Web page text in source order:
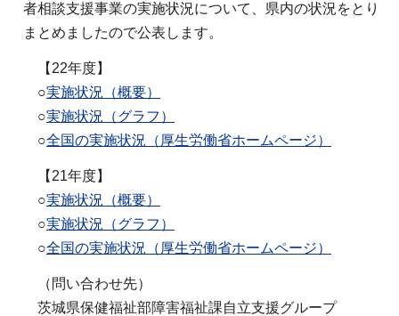
者相談支援事業の実施状況について、県内の状況をとり
まとめましたので公表します。
【22年度】
○実施状況（概要）
○実施状況（グラフ）
○全国の実施状況（厚生労働省ホームページ）
【21年度】
○実施状況（概要）
○実施状況（グラフ）
○全国の実施状況（厚生労働省ホームページ）
（問い合わせ先）
茨城県保健福祉部障害福祉課自立支援グループ